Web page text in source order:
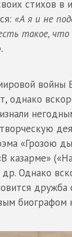
стихов в
«А я и не
такое, что
войны
однако
«Грозою
казарме»
Однако
дружба
биографом